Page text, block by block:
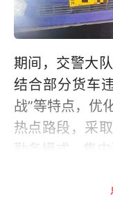
期间，交警大
结合部分货车
战”等特点，优
热点路段，采
勤务模式，集中